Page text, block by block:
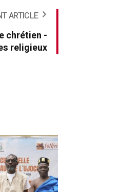
ARTICLE
chrétien -
religieux